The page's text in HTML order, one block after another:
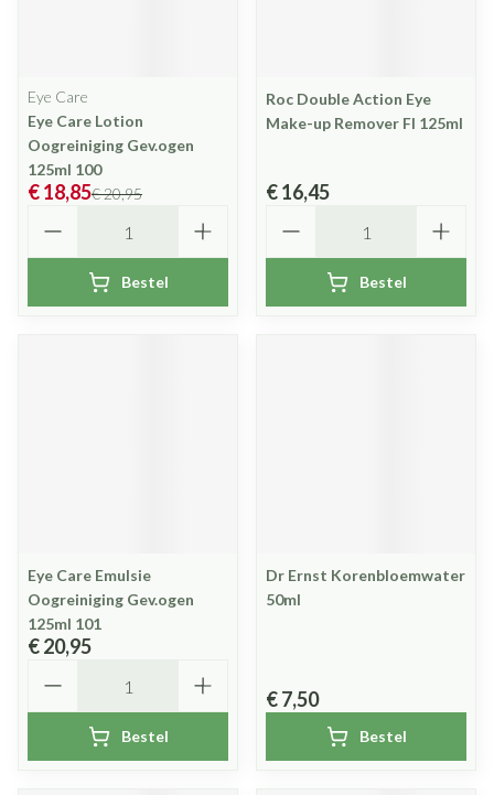
Eye Care
Eye Care Lotion
Oogreiniging Gev.ogen
125ml 100
€ 20,95
€ 18,85
Bestel
Roc Double Action Eye
Make-up Remover Fl 125ml
€ 16,45
Bestel
Eye Care Emulsie
Oogreiniging Gev.ogen
125ml 101
€ 20,95
Bestel
Dr Ernst Korenbloemwater
50ml
€ 7,50
Bestel